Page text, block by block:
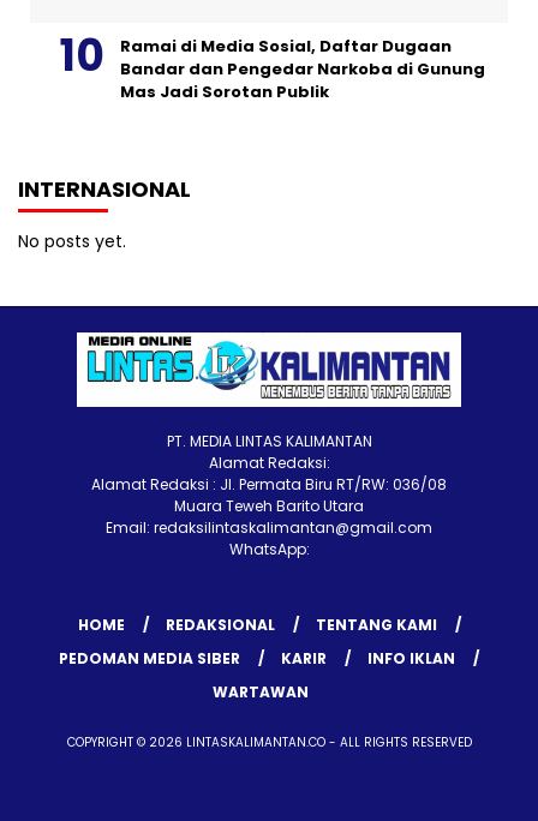
Ramai di Media Sosial, Daftar Dugaan
Bandar dan Pengedar Narkoba di Gunung
Mas Jadi Sorotan Publik
INTERNASIONAL
No posts yet.
PT. MEDIA LINTAS KALIMANTAN
Alamat Redaksi:
Alamat Redaksi : Jl. Permata Biru RT/RW: 036/08
Muara Teweh Barito Utara
Email: redaksilintaskalimantan@gmail.com
WhatsApp:
HOME REDAKSIONAL
TENTANG KAMI
PEDOMAN MEDIA SIBER
KARIR
INFO IKLAN
WARTAWAN
COPYRIGHT © 2026 LINTASKALIMANTAN.CO - ALL RIGHTS RESERVED